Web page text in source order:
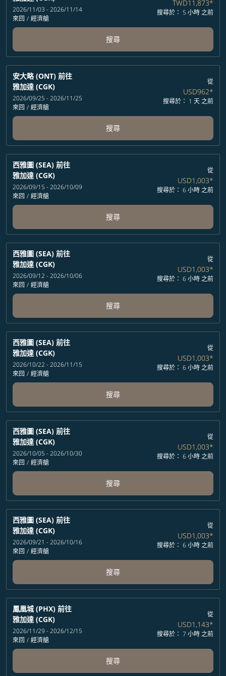
2026/11/03 - 2026/11/14
來回 / 經濟艙
TWD11,873*
搜尋於： 5 小時 之前
搜尋
安大略 (ONT) 前往
雅加達 (CGK)
2026/09/25 - 2026/11/25
來回 / 經濟艙
從
USD962*
搜尋於： 1 天 之前
搜尋
西雅圖 (SEA) 前往
雅加達 (CGK)
2026/09/15 - 2026/10/09
來回 / 經濟艙
從
USD1,003*
搜尋於： 6 小時 之前
搜尋
西雅圖 (SEA) 前往
雅加達 (CGK)
2026/09/12 - 2026/10/06
來回 / 經濟艙
從
USD1,003*
搜尋於： 6 小時 之前
搜尋
西雅圖 (SEA) 前往
雅加達 (CGK)
2026/10/22 - 2026/11/15
來回 / 經濟艙
從
USD1,003*
搜尋於： 6 小時 之前
搜尋
西雅圖 (SEA) 前往
雅加達 (CGK)
2026/10/05 - 2026/10/30
來回 / 經濟艙
從
USD1,003*
搜尋於： 6 小時 之前
搜尋
西雅圖 (SEA) 前往
雅加達 (CGK)
2026/09/21 - 2026/10/16
來回 / 經濟艙
從
USD1,003*
搜尋於： 6 小時 之前
搜尋
鳳凰城 (PHX) 前往
雅加達 (CGK)
2026/11/29 - 2026/12/15
來回 / 經濟艙
從
USD1,143*
搜尋於： 7 小時 之前
搜尋